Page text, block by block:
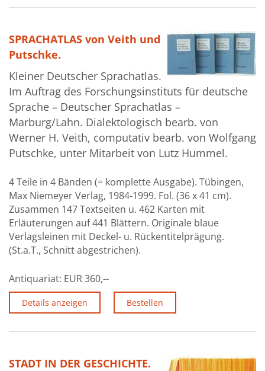
Newsletter
SPRACHATLAS von Veith und
Putschke.
Kleiner Deutscher Sprachatlas.
Im Auftrag des Forschungsinstituts für deutsche
Sprache – Deutscher Sprachatlas –
Marburg/Lahn. Dialektologisch bearb. von
Werner H. Veith, computativ bearb. von Wolfgang
Putschke, unter Mitarbeit von Lutz Hummel.
4 Teile in 4 Bänden (= komplette Ausgabe). Tübingen,
Max Niemeyer Verlag, 1984-1999. Fol. (36 x 41 cm).
Zusammen 147 Textseiten u. 462 Karten mit
Erläuterungen auf 441 Blättern. Originale blaue
Verlagsleinen mit Deckel- u. Rückentitelprägung.
(St.a.T., Schnitt abgestrichen).
Antiquariat: EUR 360,--
Details anzeigen Bestellen
STADT IN DER GESCHICHTE.